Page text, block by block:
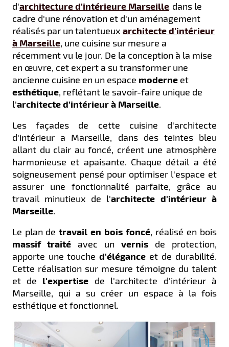
d'architecture d'intérieure Marseille, dans le
cadre d'une rénovation et d'un aménagement
réalisés par un talentueux architecte d'intérieur
à Marseille, une cuisine sur mesure a
récemment vu le jour. De la conception à la mise
en œuvre, cet expert a su transformer une
ancienne cuisine en un espace moderne et
esthétique, reflétant le savoir-faire unique de
l'architecte d'intérieur à Marseille.
Les façades de cette cuisine d'architecte
d'intérieur a Marseille, dans des teintes bleu
allant du clair au foncé, créent une atmosphère
harmonieuse et apaisante. Chaque détail a été
soigneusement pensé pour optimiser l'espace et
assurer une fonctionnalité parfaite, grâce au
travail minutieux de l'architecte d'intérieur à
Marseille.
Le plan de travail en bois foncé, réalisé en bois
massif traité avec un vernis de protection,
apporte une touche d'élégance et de durabilité.
Cette réalisation sur mesure témoigne du talent
et de l'expertise de l'architecte d'intérieur à
Marseille, qui a su créer un espace à la fois
esthétique et fonctionnel.